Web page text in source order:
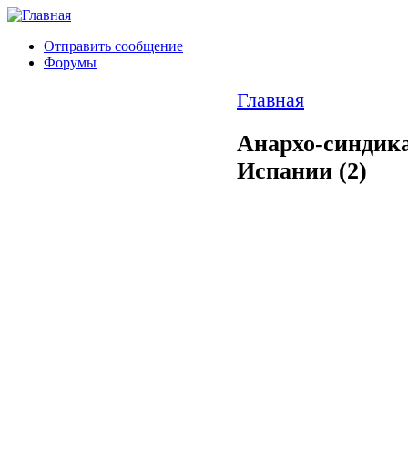
Отправить сообщение
Форумы
Главная
Анархо-
Испании (2)